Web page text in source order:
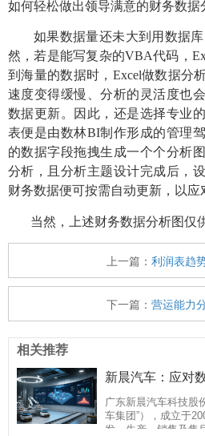
如何轻松做出领导满意的财务数据
如果数据量还未大到用数据
然，若是能写复杂的VBA代码，
到海量的数据时，Excel做数据分
速度变得缓慢、分析的灵活度也
数据更新。因此，还是选择专业
表便是由数林BI制作形成的管理
的数据字段拖拽生成一个个分析
分析，且分析主题设计完成后，
财务数据便可按需自动更新，以应
当然，上述财务数据分析图仅
上一篇： 利润表趋
下一篇： 营运能力
相关推荐
新晨汽车：应对
广东新晨汽车科技股
车集团”），成立于
发、生产、销售及售